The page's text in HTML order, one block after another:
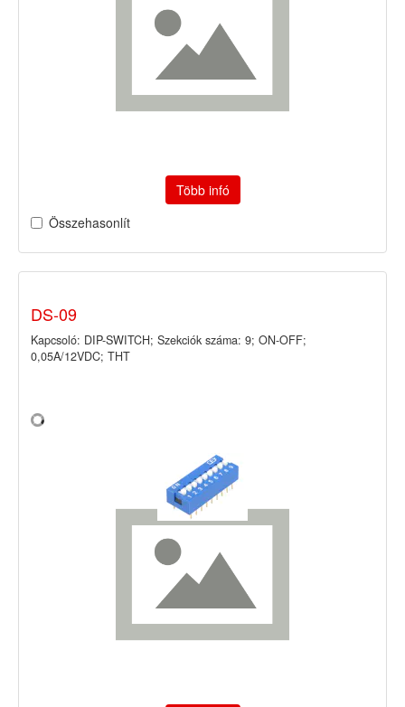
Több infó
Összehasonlít
DS-09
Kapcsoló: DIP-SWITCH; Szekciók száma: 9; ON-OFF;
0,05A/12VDC; THT